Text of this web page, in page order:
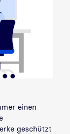
einen
geschützt